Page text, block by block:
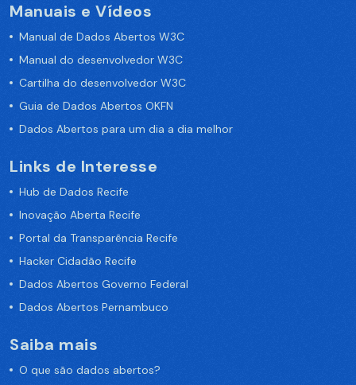
Manuais e Vídeos
Manual de Dados Abertos W3C
Manual do desenvolvedor W3C
Cartilha do desenvolvedor W3C
Guia de Dados Abertos OKFN
Dados Abertos para um dia a dia melhor
Links de Interesse
Hub de Dados Recife
Inovação Aberta Recife
Portal da Transparência Recife
Hacker Cidadão Recife
Dados Abertos Governo Federal
Dados Abertos Pernambuco
Saiba mais
O que são dados abertos?